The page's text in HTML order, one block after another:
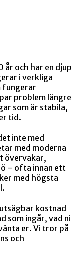
år och har en djup
i verkliga
fungerar
problem längre
som är stabila,
tid.
inte med
med moderna
övervakar,
– ofta innan ett
med högsta
kostnad
som ingår, vad ni
er. Vi tror på
och